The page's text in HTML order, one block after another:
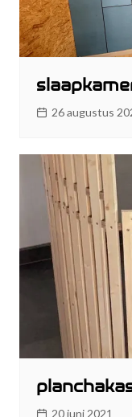
26 augustus
20 juni 2021